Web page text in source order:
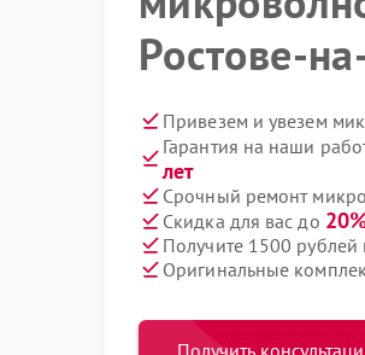
Ростове-
Привезем и увезем
Гарантия на наши
лет
Срочный ремонт
Скидка для вас до
Получите 1500 рублей
Оригинальные
Получить